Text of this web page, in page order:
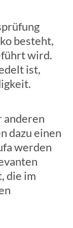
besteht,
wird.
ist,
anderen
dazu einen
werden
die im